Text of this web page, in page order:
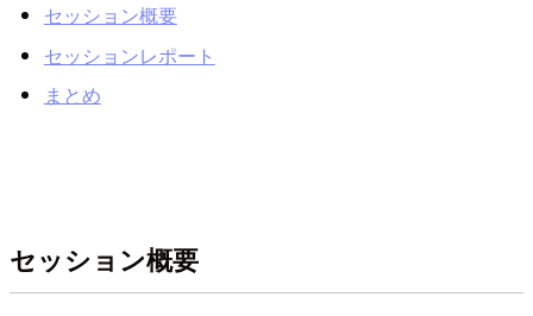
セッション概要
セッションレポート
まとめ
セッション概要